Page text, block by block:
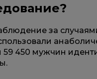
за
450 мужчин